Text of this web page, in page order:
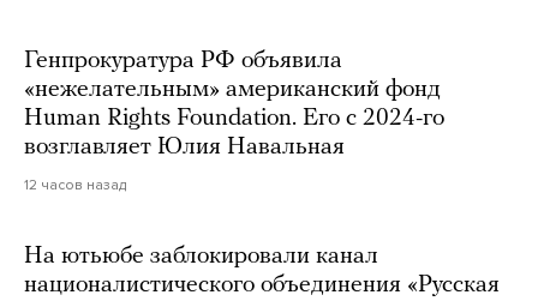
Генпрокуратура РФ объявила
«нежелательным» американский фонд
Human Rights Foundation. Его с 2024-го
возглавляет Юлия Навальная
12 часов назад
На ютьюбе заблокировали канал
националистического объединения «Русская